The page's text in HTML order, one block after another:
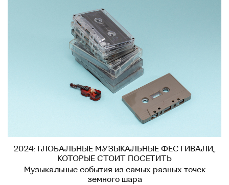
2024: ГЛОБАЛЬНЫЕ МУЗЫКАЛЬНЫЕ ФЕСТИВАЛИ,
КОТОРЫЕ СТОИТ ПОСЕТИТЬ
Музыкальные события из самых разных точек
земного шара